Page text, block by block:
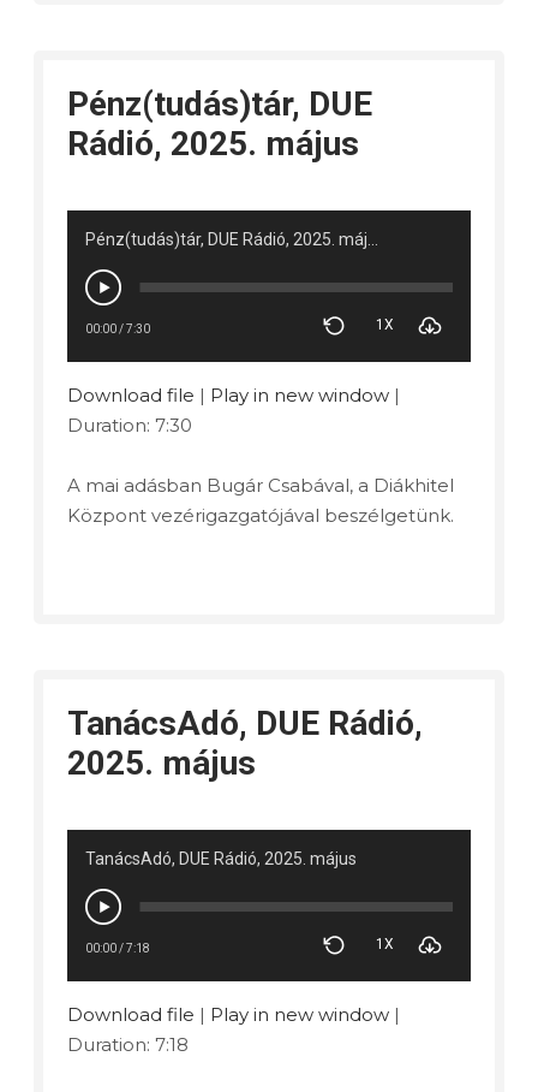
Pénz(tudás)tár, DUE
Rádió, 2025. május
00:00/7:30 1X
Download file | Play in new window |
Duration: 7:30
A mai adásban Bugár Csabával, a Diákhitel
Központ vezérigazgatójával beszélgetünk.
TanácsAdó, DUE Rádió,
2025. május
TanácsAdó, DUE Rádió, 2025. május
00:00/7:18 1X
Download file | Play in new window |
Duration: 7:18